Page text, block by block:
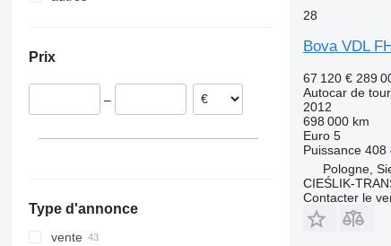
Italie
République tchèque
Prix
–
Type d'annonce
vente
28
Bova VDL
67 120 € 289
Autocar de
2012
698 000 km
Euro 5
Puissance 408
Pologne,
CIEŚLIK-
Contacter le